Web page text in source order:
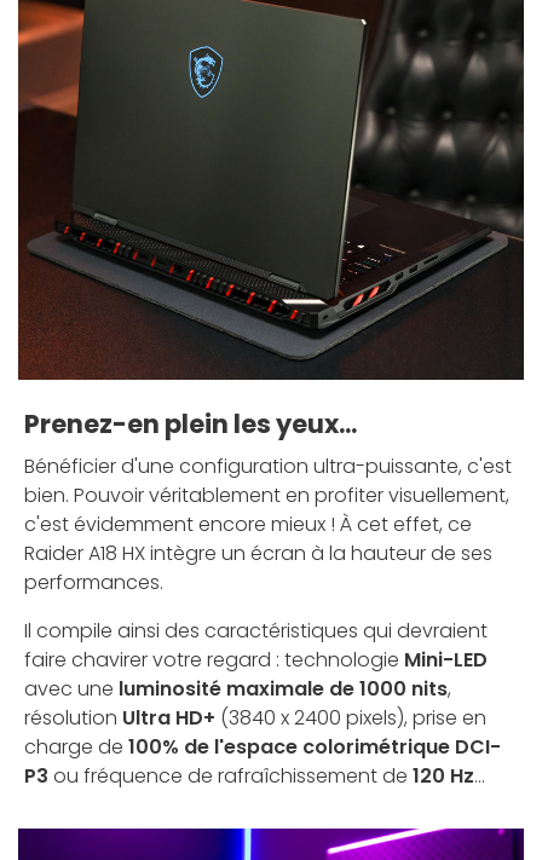
Prenez-en plein les yeux...
Bénéficier d'une configuration ultra-puissante, c'est
bien. Pouvoir véritablement en profiter visuellement,
c'est évidemment encore mieux ! À cet effet, ce
Raider A18 HX intègre un écran à la hauteur de ses
performances.
Il compile ainsi des caractéristiques qui devraient
faire chavirer votre regard : technologie Mini-LED
avec une luminosité maximale de 1000 nits,
résolution Ultra HD+ (3840 x 2400 pixels), prise en
charge de 100% de l'espace colorimétrique DCI-
P3 ou fréquence de rafraîchissement de 120 Hz...